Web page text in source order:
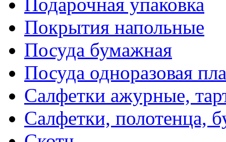
Покрытия напольные
Посуда бумажная
Посуда одноразовая
Салфетки ажурные,
Салфетки, полотенца,